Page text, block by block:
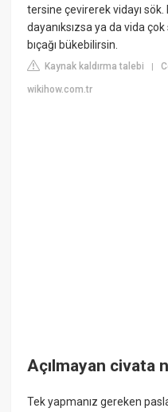
tersine çevirerek vidayı sök.
dayanıksızsa ya da vida
bıçağı bükebilirsin.
Kaynak kaldırma talebi |
wikihow.com.tr
Açılmayan civata
Tek yapmanız gereken